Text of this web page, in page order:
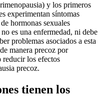
y los primeros
experimentan síntomas
hormonas sexuales
es una enfermedad, ni debe
problemas asociados a esta
manera precoz por
reducir los efectos
precoz.
tienen los